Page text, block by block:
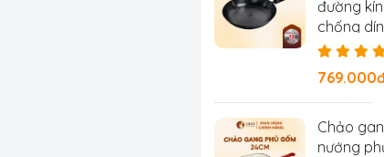
đường
chống
chống rỉ,
Chảo gang
nướng phủ